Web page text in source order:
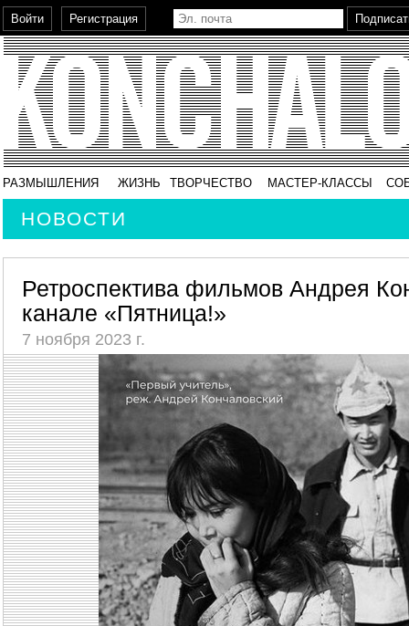
РАЗМЫШЛЕНИЯ ЖИЗНЬ ТВОРЧЕСТВО МАСТЕР-КЛАССЫ
НОВОСТИ
Ретроспектива фильмов Андрея
канале «Пятница!»
7 ноября 2023 г.